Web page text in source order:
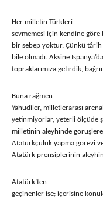
Her milletin Türkleri
sevmemesi için kendine göre
bir sebep yoktur. Çünkü târih
bile olmadı. Aksine
topraklarımıza getirdik,
Buna rağmen
Yahudiler, milletlerarası
yetinmiyorlar, yeterli ölçüde
milletinin aleyhinde
Atatürkçülük yapma görevi
Atatürk prensiplerinin
Atatürk’ten
geçinenler ise; içerisine